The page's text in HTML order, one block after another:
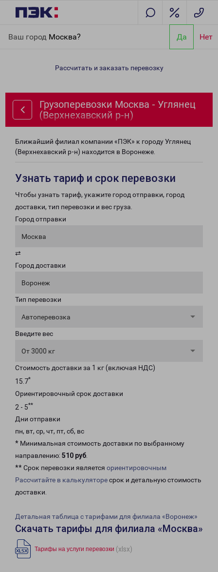
Ваш город Москва? Да Нет
(Верхнехавский р-н)
Рассчитать и заказать перевозку
Грузоперевозки Москва - Углянец
(Верхнехавский р-н)
Ближайший филиал компании «ПЭК» к городу Углянец
(Верхнехавский р-н) находится в Воронеже.
Узнать тариф и срок перевозки
Чтобы узнать тариф, укажите город отправки, город
доставки, тип перевозки и вес груза.
Город отправки
Москва
⇄
Город доставки
Воронеж
Тип перевозки
Автоперевозка
Введите вес
От 3000 кг
Стоимость доставки за 1 кг (включая НДС)
15.7*
Ориентировочный срок доставки
2 - 5**
Дни отправки
пн, вт, ср, чт, пт, сб, вс
* Минимальная стоимость доставки по выбранному
направлению: 510 руб.
** Срок перевозки является ориентировочным
Рассчитайте в калькуляторесрок и детальную стоимость
доставки.
Детальная таблица с тарифами для филиала «Воронеж»
Скачать тарифы для филиала «Москва»
Тарифы на услуги перевозки (xlsx)